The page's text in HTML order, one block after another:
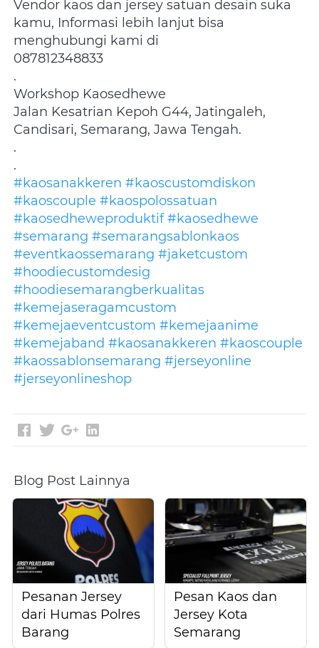
Vendor kaos dan jersey satuan desain suka
kamu, Informasi lebih lanjut bisa
menghubungi kami di
087812348833
.
Workshop Kaosedhewe
Jalan Kesatrian Kepoh G44, Jatingaleh,
Candisari, Semarang, Jawa Tengah.
.
.
#kaosanakkeren #kaoscustomdiskon
#kaoscouple #kaospolossatuan
#kaosedheweproduktif #kaosedhewe
#semarang #semarangsablonkaos
#eventkaossemarang #jaketcustom
#hoodiecustomdesig
#hoodiesemarangberkualitas
#kemejaseragamcustom
#kemejaeventcustom #kemejaanime
#kemejaband #kaosanakkeren #kaoscouple
#kaossablonsemarang #jerseyonline
#jerseyonlineshop
Blog Post Lainnya
Pesanan Jersey
dari Humas Polres
Barang
Pesan Kaos dan
Jersey Kota
Semarang